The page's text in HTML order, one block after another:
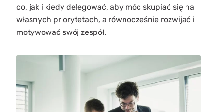
co, jak i kiedy delegować, aby móc skupiać się na
własnych priorytetach, a równocześnie rozwijać i
motywować swój zespół.